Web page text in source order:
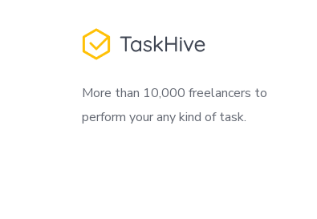
More than 10,000 freelancers to
perform your any kind of task.